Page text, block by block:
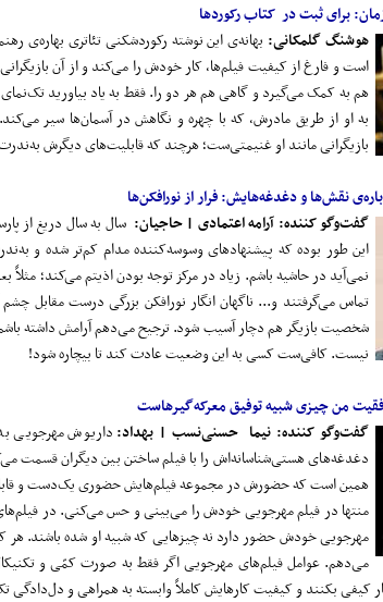
برای ثبت در کتاب رکوردها
هوشنگ گلمکانی: بهانه‌ی ‌این نوشته رکوردشکنی تئاتری بهاره‌ی
است و فارغ از کیفیت فیلم‌ها، کار خودش را می‌کند و از آن
هم به کمک می‌گیرد و گاهی هم هر دو را. فقط به یاد بیاورید تک‌نمای
به او از طریق مادرش، که با چهره و نگاهش در آسمان‌ها سیر
بازیگرانی مانند او غنیمتی‌ست؛ هرچند که قابلیت‌های دیگرش
نقش‌ها و دغدغه‌هایش: فرار از نورافکن‌ها
گفت‌و‌گو کننده: آرامه اعتمادی | حاجیان: سال به سال دریغ از
این طور بوده که پیشنهادهای وسوسه‌کننده مدام کم‌تر شده و
نمی‌آید در حاشیه باشم. زیاد در مرکز توجه بودن اذیتم می‌کند؛ مثلاً
تماس می‌گرفتند و... ناگهان انگار نورافکن بزرگی درست مقابل
شخصیت بازیگر هم دچار آسیب شود. ترجیح می‌دهم آرامش داشته
نیست. کافی‌ست کسی به این وضعیت عادت کند تا بیچاره شود!
من چیزی شبیه توفیق معرکه‌گیرهاست
گفت‌و‌گو کننده: نیما حسنی‌نسب | بهداد: داریوش مهرجویی
دغدغه‌های هستی‌شناسانه‌اش را با فیلم ساختن بین دیگران قسمت
همین است که حضورش در مجموعه فیلم‌هایش حضوری یک‌دست و
منتها در فیلم مهرجویی خودش را می‌بینی و حس می‌کنی. در
مهرجویی خودش حضور دارد نه چیزهایی که شبیه او شده باشند.
می‌دهم. عوامل فیلم‌های مهرجویی اگر فقط به صورت کمّی و
کیفی بکنند و کیفیت کار‌هایش کاملاً وابسته به همراهی و دل‌دادگی